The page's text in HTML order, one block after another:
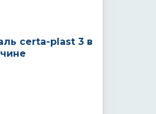
certa-plast 3 в